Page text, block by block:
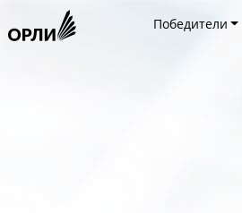
Победители